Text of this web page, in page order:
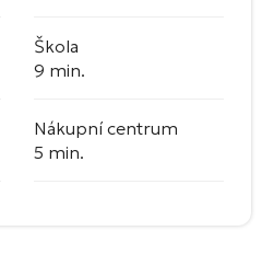
Škola
9 min.
Nákupní centrum
5 min.